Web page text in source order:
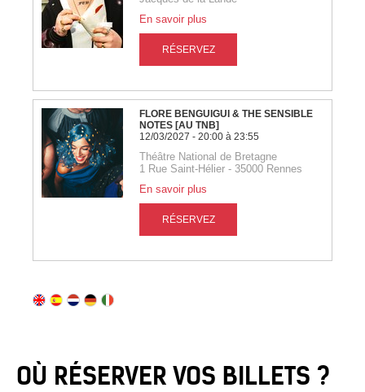
OÙ RÉSERVER VOS BILLETS ?